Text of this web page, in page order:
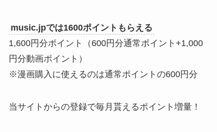
music.jpでは1600ポイントもらえる
1,600円分ポイント（600円分通常ポイント+1,000
円分動画ポイント）
※漫画購入に使えるのは通常ポイントの600円分
当サイトからの登録で毎月貰えるポイント増量！